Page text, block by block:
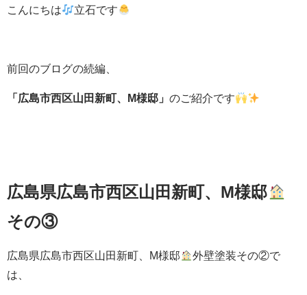
こんにちは 立石です
前回のブログの続編、
「広島市西区山田新町、M様邸」 のご紹介です
広島県広島市西区山田新町、M様邸
その③
広島県広島市西区山田新町、M様邸
外壁塗装その②で
は、